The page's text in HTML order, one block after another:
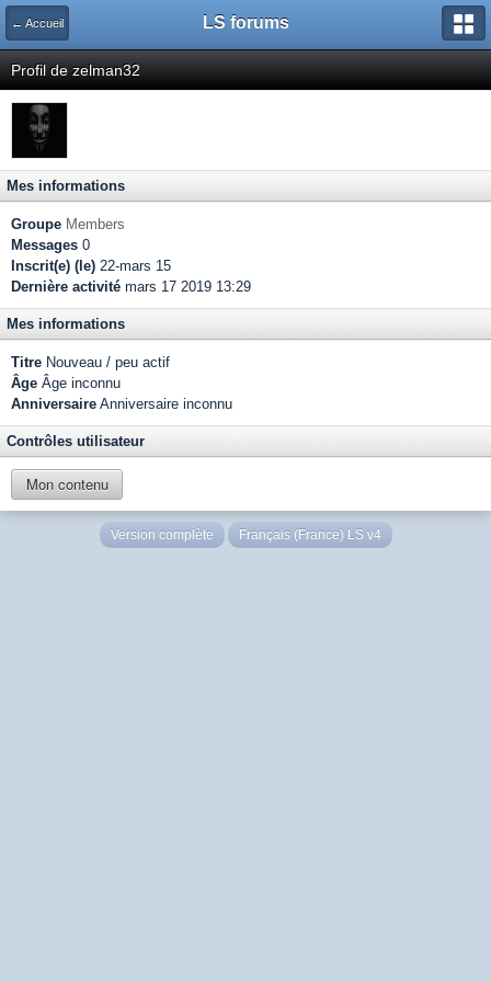
← Accueil LS forums
Profil de zelman32
Mes informations
Groupe Members
Messages 0
Inscrit(e) (le) 22-mars 15
Dernière activité mars 17 2019 13:29
Mes informations
Titre Nouveau / peu actif
Âge Âge inconnu
Anniversaire Anniversaire inconnu
Contrôles utilisateur
Mon contenu
Version complète Français (France) LS v4